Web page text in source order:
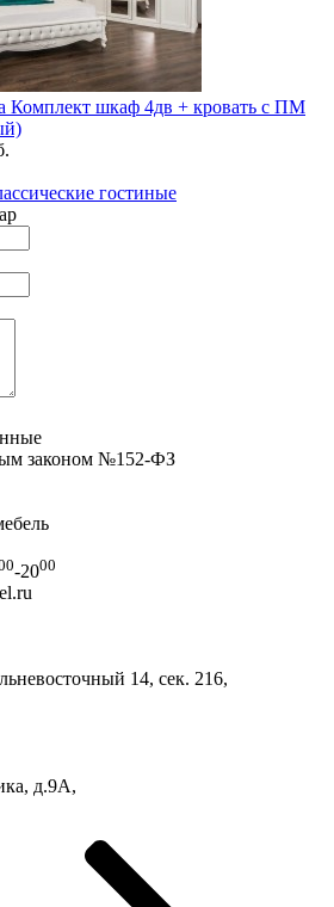
Комплект шкаф 4дв + кровать с ПМ
гостиные
законом №152-ФЗ
-2000
14, сек. 216,
д.9А,